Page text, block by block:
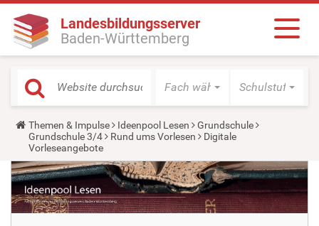
Landesbildungsserver
Baden-Württemberg
Fach wählen Schulstufe
Y
o
u
a
r
e
h
e
r
Themen & Impulse Ideenpool Lesen
Grundschule
Grundschule 3/4
Rund ums Vorlesen
Digitale
Vorleseangebote